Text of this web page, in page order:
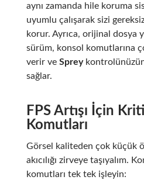
aynı zamanda hile koruma
uyumlu çalışarak sizi
korur. Ayrıca, orijinal dosya
sürüm, konsol komutlarına
verir ve Spreykontrolünüzün
sağlar.
FPS Artışı İçin
Komutları
Görsel kaliteden çok küçük
akıcılığı zirveye taşıyalım.
komutları tek tek işleyin: